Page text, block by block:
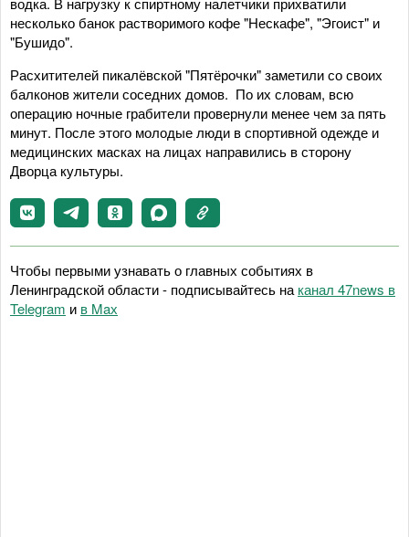
несколько банок растворимого кофе "Нескафе", "Эгоист" и
"Бушидо".
Расхитителей пикалёвской "Пятёрочки" заметили со своих
балконов жители соседних домов. По их словам, всю
операцию ночные грабители провернули менее чем за пять
минут. После этого молодые люди в спортивной одежде и
медицинских масках на лицах направились в сторону
Дворца культуры.
Чтобы первыми узнавать о главных событиях в
Ленинградской области - подписывайтесь на канал 47news в
Telegram и в Maх